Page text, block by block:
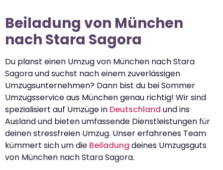
Beiladung von München
nach Stara Sagora
Du planst einen Umzug von München nach Stara
Sagora und suchst nach einem zuverlässigen
Umzugsunternehmen? Dann bist du bei Sommer
Umzugsservice aus München genau richtig! Wir sind
spezialisiert auf Umzüge in Deutschland und ins
Ausland und bieten umfassende Dienstleistungen für
deinen stressfreien Umzug. Unser erfahrenes Team
kümmert sich um die Beiladung deines Umzugsguts
von München nach Stara Sagora.